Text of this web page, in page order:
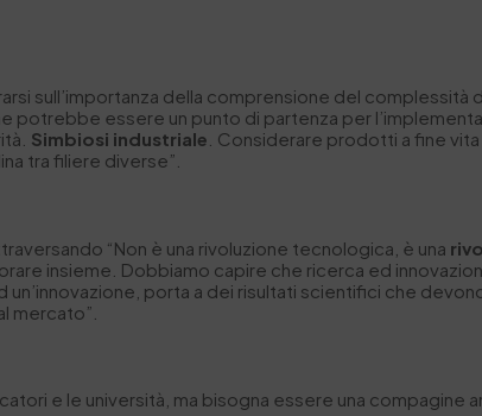
sull’importanza della comprensione del
potrebbe essere un punto di partenza per
Simbiosi industriale . Considerare prodotti a fine
tra filiere diverse”.
“Non è una rivoluzione tecnologica, è una
insieme. Dobbiamo capire che ricerca ed
un’innovazione, porta a dei risultati scientifici che
mercato”.
e le università, ma bisogna essere una